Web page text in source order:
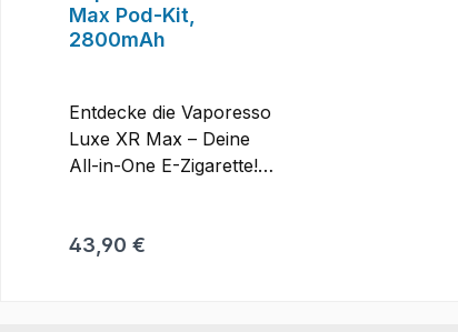
Max Pod-Kit,
2800mAh
Entdecke die Vaporesso
Luxe XR Max – Deine
All-in-One E-Zigarette!
leistungsstarkes Pod-Kit
Regulärer Preis:
43,90 €